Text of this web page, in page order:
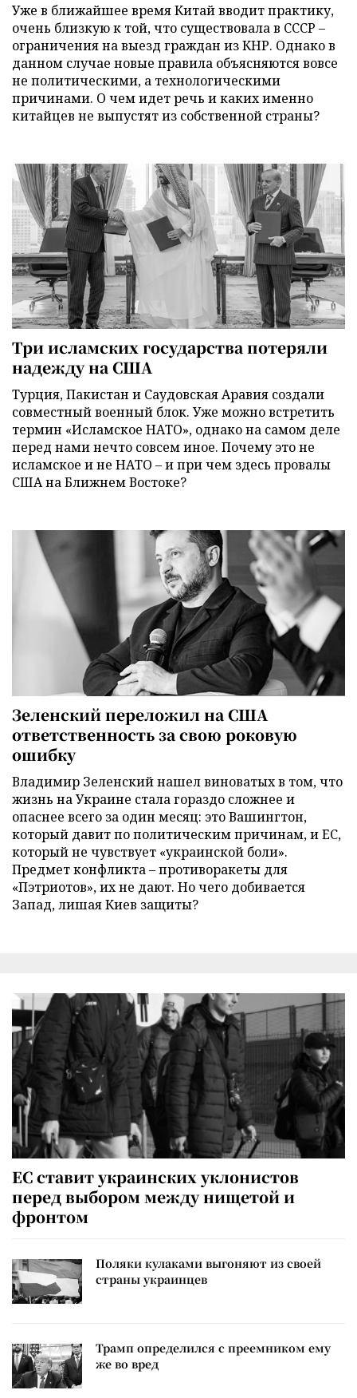
Уже в ближайшее время Китай вводит практику,
очень близкую к той, что существовала в СССР –
ограничения на выезд граждан из КНР. Однако в
данном случае новые правила объясняются вовсе
не политическими, а технологическими
причинами. О чем идет речь и каких именно
китайцев не выпустят из собственной страны?
Три исламских государства потеряли
надежду на США
Турция, Пакистан и Саудовская Аравия создали
совместный военный блок. Уже можно встретить
термин «Исламское НАТО», однако на самом деле
перед нами нечто совсем иное. Почему это не
исламское и не НАТО – и при чем здесь провалы
США на Ближнем Востоке?
Зеленский переложил на США
ответственность за свою роковую
ошибку
Владимир Зеленский нашел виноватых в том, что
жизнь на Украине стала гораздо сложнее и
опаснее всего за один месяц: это Вашингтон,
который давит по политическим причинам, и ЕС,
который не чувствует «украинской боли».
Предмет конфликта – противоракеты для
«Пэтриотов», их не дают. Но чего добивается
Запад, лишая Киев защиты?
ЕС ставит украинских уклонистов
перед выбором между нищетой и
фронтом
Поляки кулаками выгоняют из своей
страны украинцев
Трамп определился с преемником ему
же во вред